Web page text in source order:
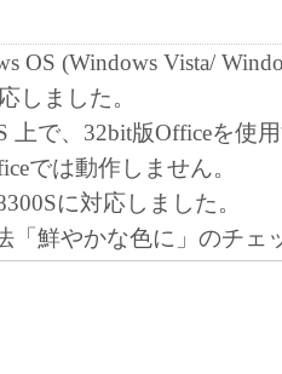
を負っていただくものと
使用許諾、譲渡、頒布、
「本ソフトウエア」を使
ません。
ソフトウエア」の全部
ス・エンジニアリング、
OS (Windows Vista/
しました。
上で、32bit版Officeを使
では動作しません。
に対応しました。
「鮮やかな色に」のチェ